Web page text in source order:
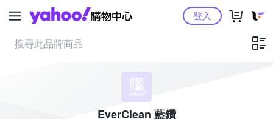
Yahoo購物中心登入
EverClean 藍鑽